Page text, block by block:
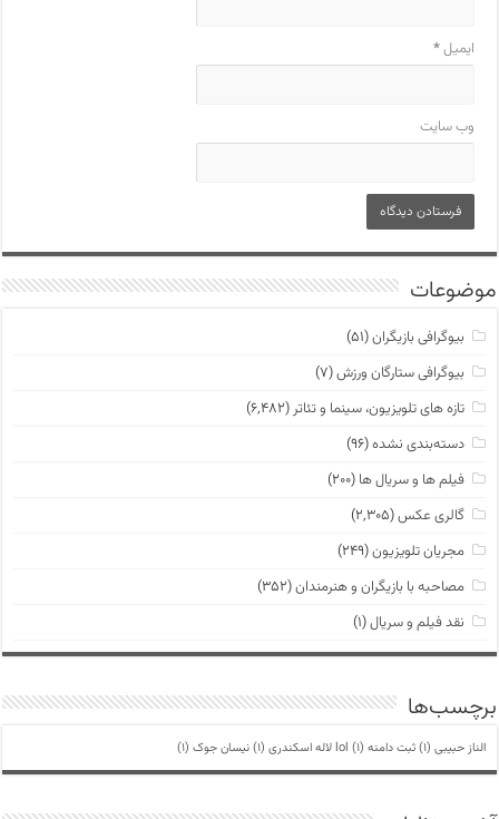
ایمیل*
وب‌ سایت
موضوعات
بیوگرافی بازیگران(۵۱)
بیوگرافی ستارگان ورزش(۷)
تازه های تلویزیون، سینما و تئاتر(۶,۴۸۲)
دسته‌بندی نشده(۹۶)
فیلم ها و سریال ها (۲۰۰)
گالری عکس(۲,۳۰۵)
مجریان تلویزیون(۲۴۹)
مصاحبه با بازیگران و هنرمندان(۳۵۲)
نقد فیلم و سریال(۱)
برچسب‌ها
الناز حبیبی (1) ثبت دامنه lol (1) لاله اسکندری (1) نیسان جوک (1)